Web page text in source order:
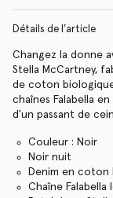
Détails de l’article
Changez la donne
Stella McCartney,
de coton
chaînes Falabella
d'un passant de
Couleur : Noir
Noir nuit
Denim en coton
Chaîne